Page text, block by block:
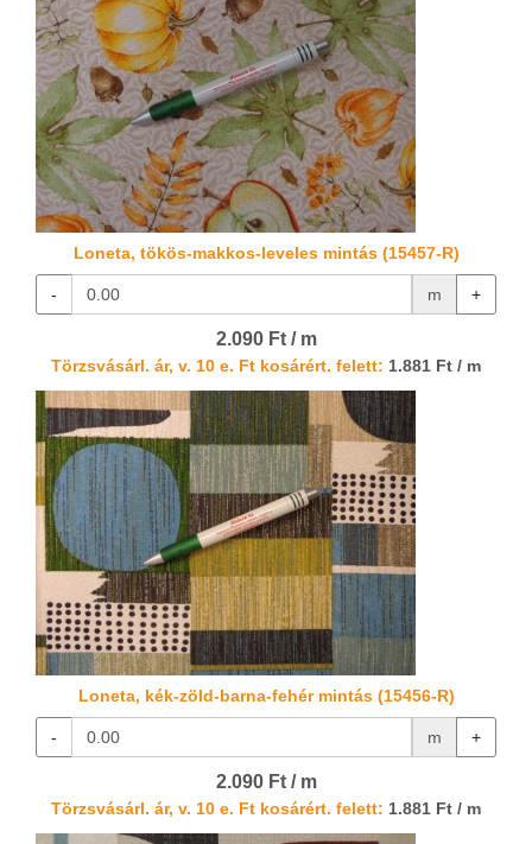
Loneta, tökös-makkos-leveles mintás (15457-R)
- m +
2.090 Ft / m
Törzsvásárl. ár, v. 10 e. Ft kosárért. felett: 1.881 Ft / m
Loneta, kék-zöld-barna-fehér mintás (15456-R)
- m +
2.090 Ft / m
Törzsvásárl. ár, v. 10 e. Ft kosárért. felett: 1.881 Ft / m